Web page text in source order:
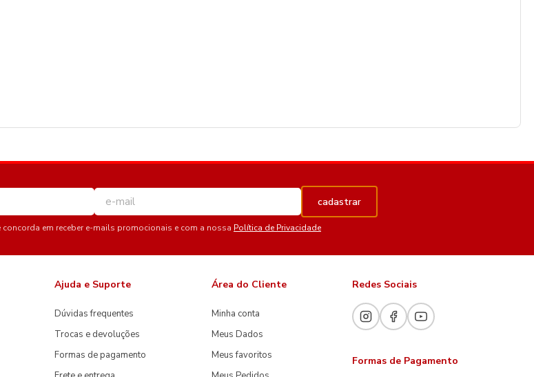
cadastrar
em receber e-mails promocionais e com a nossa Política de Privacidade
Ajuda e Suporte
Dúvidas frequentes
Trocas e devoluções
Formas de pagamento
Área do Cliente
Minha conta
Meus Dados
Meus favoritos
Redes Sociais
Formas de Pagamento